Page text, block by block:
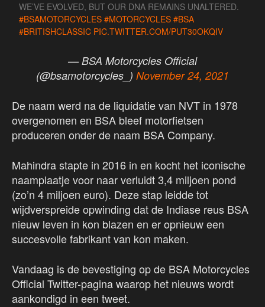
WE’VE EVOLVED, BUT OUR DNA REMAINS UNALTERED.
#BSAMOTORCYCLES #MOTORCYCLES #BSA
#BRITISHCLASSIC PIC.TWITTER.COM/PUT30OKQIV
— BSA Motorcycles Official
(@bsamotorcycles_) November 24, 2021
De naam werd na de liquidatie van NVT in 1978
overgenomen en BSA bleef motorfietsen
produceren onder de naam BSA Company.
Mahindra stapte in 2016 in en kocht het iconische
naamplaatje voor naar verluidt 3,4 miljoen pond
(zo’n 4 miljoen euro). Deze stap leidde tot
wijdverspreide opwinding dat de Indiase reus BSA
nieuw leven in kon blazen en er opnieuw een
succesvolle fabrikant van kon maken.
Vandaag is de bevestiging op de BSA Motorcycles
Official Twitter-pagina waarop het nieuws wordt
aankondigd in een tweet.